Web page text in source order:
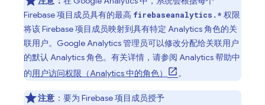
Firebase 项目成员具有的最高 firebaseanalytics.* 权限
将该 Firebase 项目成员映射到具有特定 Analytics角色的关
联用户。 Google Analytics管理员可以修改分配给关联用户
的默认 Analytics角色。有关详情，请参阅 Analytics帮助中
的用户访问权限（Analytics中的角色） 。
注意 ：要为 Firebase 项目成员授予